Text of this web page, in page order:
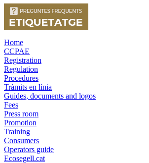
Home
CCPAE
Registration
Regulation
Procedures
Tràmits en línia
Guides, documents and logos
Fees
Press room
Promotion
Training
Consumers
Operators guide
Ecosegell.cat